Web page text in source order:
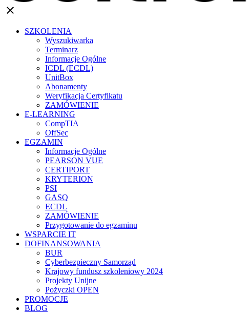
clear
SZKOLENIA
Wyszukiwarka
Terminarz
Informacje Ogólne
ICDL (ECDL)
UnitBox
Abonamenty
Weryfikacja Certyfikatu
ZAMÓWIENIE
E-LEARNING
CompTIA
OffSec
EGZAMIN
Informacje Ogólne
PEARSON VUE
CERTIPORT
KRYTERION
PSI
GASQ
ECDL
ZAMÓWIENIE
Przygotowanie do egzaminu
WSPARCIE IT
DOFINANSOWANIA
BUR
Cyberbezpieczny Samorząd
Krajowy fundusz szkoleniowy 2024
Projekty Unijne
Pożyczki OPEN
PROMOCJE
BLOG